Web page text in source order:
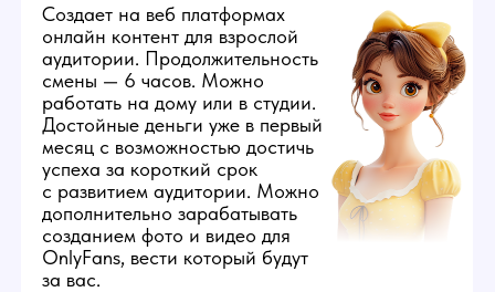
youmaybe.global@gmail.com
+79384727352
Связаться с нами: